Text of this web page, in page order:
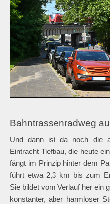
Bahntrassenradweg
Und dann ist da noch die
Eintracht Tiefbau, die heute
fängt im Prinzip hinter dem
führt etwa 2,3 km bis zum
Sie bildet vom Verlauf her ein
konstanter, aber harmloser